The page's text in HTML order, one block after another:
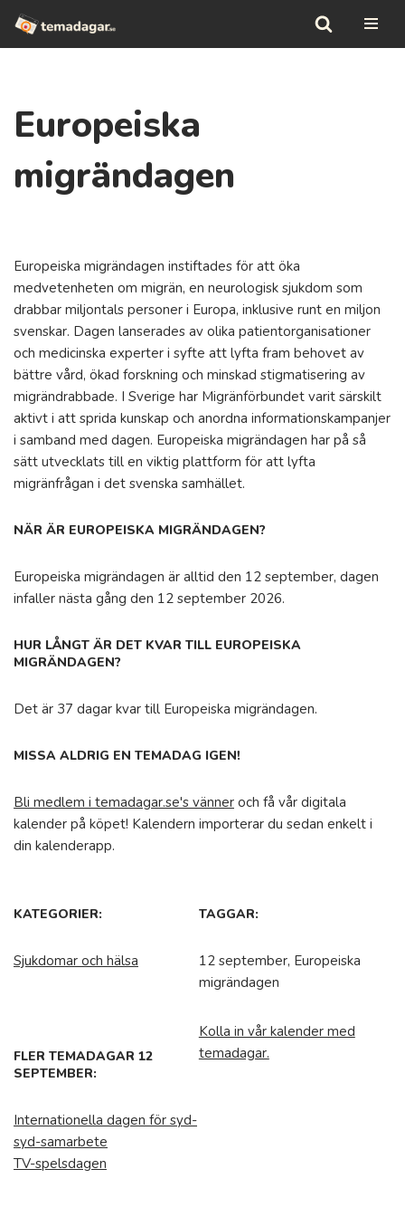
Hoppa
Europeiska
migrändagen
Europeiska migrändagen instiftades för att öka
medvetenheten om migrän, en neurologisk sjukdom som
drabbar miljontals personer i Europa, inklusive runt en miljon
svenskar. Dagen lanserades av olika patientorganisationer
och medicinska experter i syfte att lyfta fram behovet av
bättre vård, ökad forskning och minskad stigmatisering av
migrändrabbade. I Sverige har Migränförbundet varit särskilt
aktivt i att sprida kunskap och anordna informationskampanjer
i samband med dagen. Europeiska migrändagen har på så
sätt utvecklats till en viktig plattform för att lyfta
migränfrågan i det svenska samhället.
NÄR ÄR EUROPEISKA MIGRÄNDAGEN?
Europeiska migrändagen är alltid den 12 september, dagen
infaller nästa gång den 12 september 2026.
HUR LÅNGT ÄR DET KVAR TILL EUROPEISKA
MIGRÄNDAGEN?
Det är 37 dagar kvar till Europeiska migrändagen.
MISSA ALDRIG EN TEMADAG IGEN!
Bli medlem i temadagar.se's vänner och få vår digitala
kalender på köpet! Kalendern importerar du sedan enkelt i
din kalenderapp.
KATEGORIER:
Sjukdomar och hälsa
TAGGAR:
12 september, Europeiska
migrändagen
FLER TEMADAGAR 12
SEPTEMBER:
Internationella dagen för syd-
syd-samarbete
TV-spelsdagen
Kolla in vår kalender med
temadagar.